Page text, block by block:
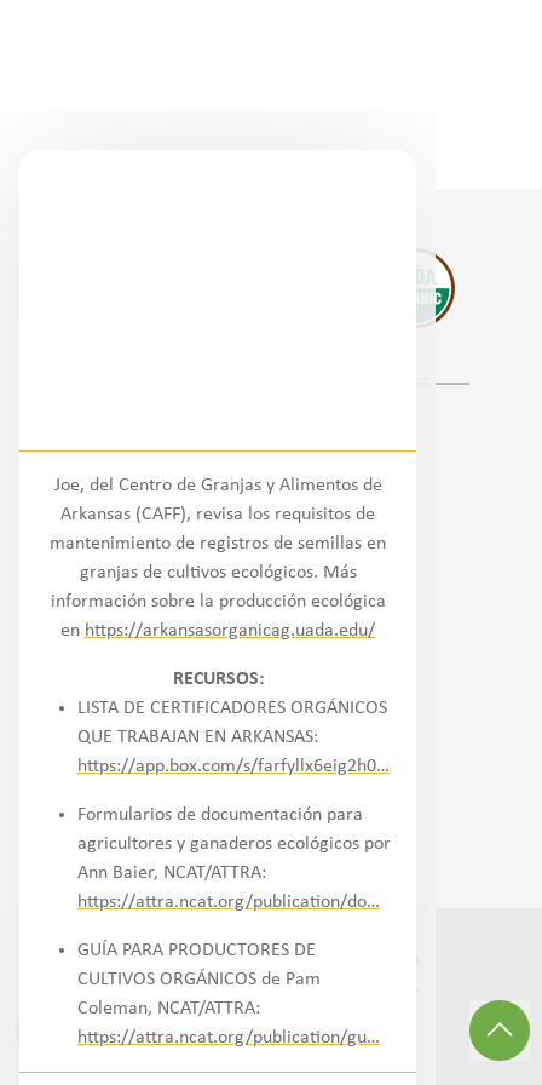
Joe, del Centro de Granjas y Alimentos de
Arkansas (CAFF), revisa los requisitos de
mantenimiento de registros de semillas en
granjas de cultivos ecológicos. Más
información sobre la producción ecológica
en https://arkansasorganicag.uada.edu/
RECURSOS:
LISTA DE CERTIFICADORES ORGÁNICOS
QUE TRABAJAN EN ARKANSAS:
https://app.box.com/s/farfyllx6eig2h0…
Formularios de documentación para
agricultores y ganaderos ecológicos por
Ann Baier, NCAT/ATTRA:
https://attra.ncat.org/publication/do…
GUÍA PARA PRODUCTORES DE
CULTIVOS ORGÁNICOS de Pam
Coleman, NCAT/ATTRA:
https://attra.ncat.org/publication/gu…
Nacional
Noroeste
Oeste/Suroeste
Llanuras
Medio Oeste
Noreste/Atlántico medio
© 2026 Transition to Organic Partnership
Program.Todos los derechos reservados
Sitio 3Lane Marketing